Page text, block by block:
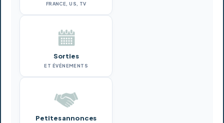
FRANCE, US, TV
Sorties
ET ÉVÉNEMENTS
Petites annonces